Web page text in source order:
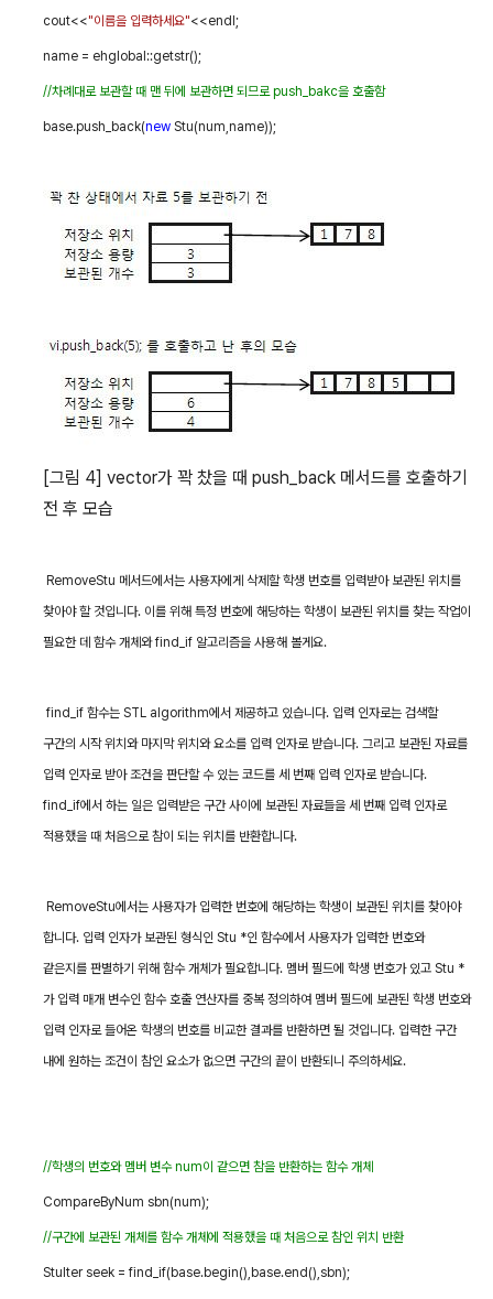
cout<<"이름을 입력하세요"<<endl;
name = ehglobal::getstr();
//차례대로 보관할 때 맨 뒤에 보관하면 되므로push_bakc을 호출함
base.push_back(new Stu(num,name));
[그림 4] vector가 꽉 찼을 때 push_back 메서드를 호출하기
전 후 모습
RemoveStu 메서드에서는 사용자에게 삭제할 학생 번호를 입력받아 보관된 위치를
찾아야 할 것입니다. 이를 위해 특정 번호에 해당하는 학생이 보관된 위치를 찾는 작업이
필요한 데 함수 개체와find_if 알고리즘을 사용해 볼게요.
find_if함수는 STL algorithm에서 제공하고 있습니다. 입력 인자로는 검색할
구간의 시작 위치와 마지막 위치와 요소를 입력 인자로 받습니다. 그리고 보관된 자료를
입력 인자로 받아 조건을 판단할 수 있는 코드를 세 번째 입력 인자로 받습니다.
find_if에서 하는 일은 입력받은 구간 사이에 보관된 자료들을 세 번째 입력 인자로
적용했을 때 처음으로 참이 되는 위치를 반환합니다.
RemoveStu에서는 사용자가 입력한 번호에 해당하는 학생이 보관된 위치를 찾아야
합니다. 입력 인자가 보관된 형식인 Stu *인 함수에서 사용자가 입력한 번호와
같은지를 판별하기 위해 함수 개체가 필요합니다. 멤버 필드에 학생 번호가 있고Stu *
가 입력 매개 변수인 함수 호출 연산자를 중복 정의하여 멤버 필드에 보관된 학생 번호와
입력 인자로 들어온 학생의 번호를 비교한 결과를 반환하면 될 것입니다. 입력한 구간
내에 원하는 조건이 참인 요소가 없으면 구간의 끝이 반환되니 주의하세요.
//학생의 번호와 멤버 변수num이 같으면 참을 반환하는 함수 개체
CompareByNum sbn(num);
//구간에 보관된 개체를 함수 개체에 적용했을 때 처음으로 참인 위치 반환
StuIter seek = find_if(base.begin(),base.end(),sbn);